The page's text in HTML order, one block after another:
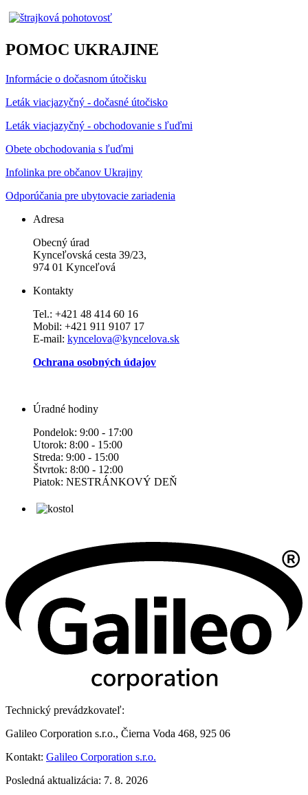
POMOC UKRAJINE
Informácie o dočasnom útočisku
Leták viacjazyčný - dočasné útočisko
Leták viacjazyčný - obchodovanie s ľuďmi
Obete obchodovania s ľuďmi
Infolinka pre občanov Ukrajiny
Odporúčania pre ubytovacie zariadenia
Adresa
Obecný úrad
Kynceľovská cesta 39/23,
974 01 Kynceľová
Kontakty
Tel.: +421 48 414 60 16
Mobil: +421 911 9107 17
E-mail: kyncelova@kyncelova.sk
Ochrana osobných údajov
Úradné hodiny
Pondelok: 9:00 - 17:00
Utorok: 8:00 - 15:00
Streda: 9:00 - 15:00
Štvrtok: 8:00 - 12:00
Piatok: NESTRÁNKOVÝ DEŇ
Technický prevádzkovateľ:
Galileo Corporation s.r.o., Čierna Voda 468, 925 06
Kontakt: Galileo Corporation s.r.o.
Posledná aktualizácia: 7. 8. 2026